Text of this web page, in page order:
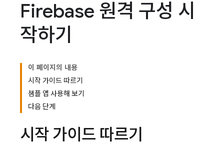
Firebase 원격 구성 시
작하기
이 페이지의 내용
시작 가이드 따르기
샘플 앱 사용해 보기
다음 단계
시작 가이드 따르기